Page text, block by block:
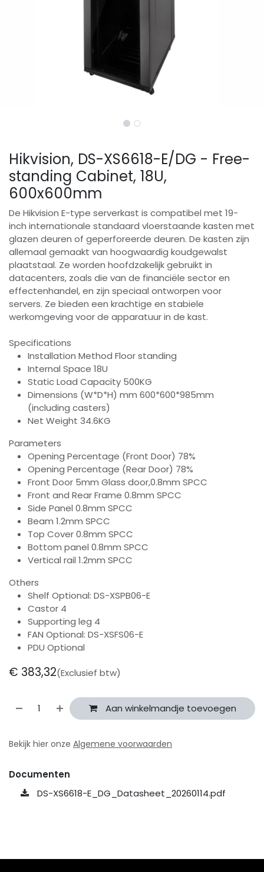
Hikvision, DS-XS6618-E/DG - Free-
standing Cabinet, 18U,
600x600mm
De Hikvision E-type serverkast is compatibel met 19-
inch internationale standaard vloerstaande kasten met
glazen deuren of geperforeerde deuren. De kasten zijn
allemaal gemaakt van hoogwaardig koudgewalst
plaatstaal. Ze worden hoofdzakelijk gebruikt in
datacenters, zoals die van de financiële sector en
effectenhandel, en zijn speciaal ontworpen voor
servers. Ze bieden een krachtige en stabiele
werkomgeving voor de apparatuur in de kast.
Specifications
Installation Method Floor standing
Internal Space 18U
Static Load Capacity 500KG
Dimensions (W*D*H) mm 600*600*985mm
(including casters)
Net Weight 34.6KG
Parameters
Opening Percentage (Front Door) 78%
Opening Percentage (Rear Door) 78%
Front Door 5mm Glass door,0.8mm SPCC
Front and Rear Frame 0.8mm SPCC
Side Panel 0.8mm SPCC
Beam 1.2mm SPCC
Top Cover 0.8mm SPCC
Bottom panel 0.8mm SPCC
Vertical rail 1.2mm SPCC
Others
Shelf Optional: DS-XSPB06-E
Castor 4
Supporting leg 4
FAN Optional: DS-XSFS06-E
PDU Optional
€ 383,32(Exclusief btw)
Aan winkelmandje toevoegen
Bekijk hier onze Algemene voorwaarden
Documenten
DS-XS6618-E_DG_Datasheet_20260114.pdf